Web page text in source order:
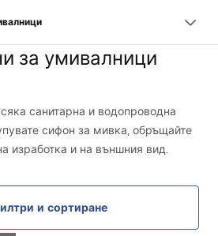
за умивалници
санитарна и водопроводна
сифон за мивка, обръщайте
изработка и на външния вид.
– отвежда използваната вода
от душа и по този начин
на налепи, отлагания и
и сортиране